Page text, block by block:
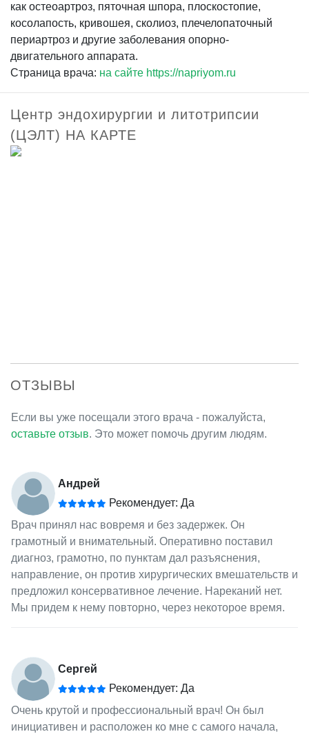
как остеоартроз, пяточная шпора, плоскостопие,
косолапость, кривошея, сколиоз, плечелопаточный
периартроз и другие заболевания опорно-
двигательного аппарата.
Страница врача: на сайте https://napriyom.ru
Центр эндохирургии и литотрипсии
(ЦЭЛТ) НА КАРТЕ
ОТЗЫВЫ
Если вы уже посещали этого врача - пожалуйста,
оставьте отзыв. Это может помочь другим людям.
Андрей
Рекомендует: Да
Врач принял нас вовремя и без задержек. Он
грамотный и внимательный. Оперативно поставил
диагноз, грамотно, по пунктам дал разъяснения,
направление, он против хирургических вмешательств и
предложил консервативное лечение. Нареканий нет.
Мы придем к нему повторно, через некоторое время.
Сергей
Рекомендует: Да
Очень крутой и профессиональный врач! Он был
инициативен и расположен ко мне с самого начала,